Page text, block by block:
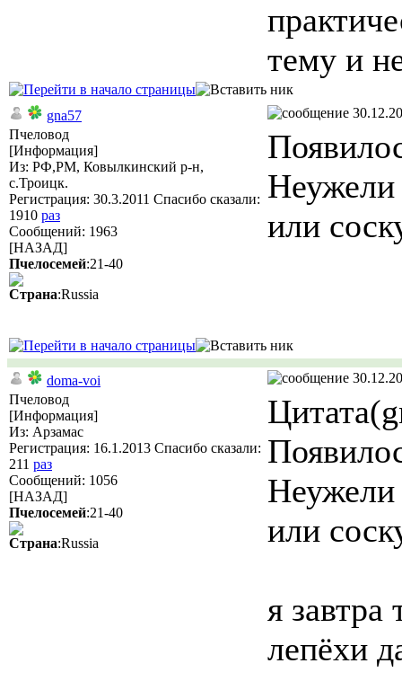
тему и
gna57
Пчеловод
[Информация]
Из: РФ,РМ, Ковылкинский р-н,
с.Троицк.
Регистрация: 30.3.2011 Спасибо сказали:
1910 раз
Сообщений: 1963
[НАЗАД]
Пчелосемей:21-40
Страна:Russia
Неужели
или
doma-voi
Пчеловод
[Информация]
Из: Арзамас
Регистрация: 16.1.2013 Спасибо сказали:
211 раз
Сообщений: 1056
[НАЗАД]
Пчелосемей:21-40
Страна:Russia
Неужели
или
я
лепёхи